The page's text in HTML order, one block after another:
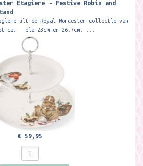
Etagiere - Festive Robin and
uit de Royal Worcester collectie van
ca. dia 23cm en 26.7cm. ...
€ 59,95